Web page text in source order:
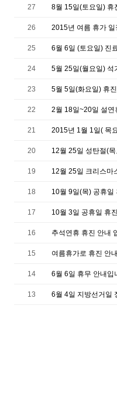
27 8월 15일(토요일) 휴
26 2015년 여름 휴가 일
25 6월 6일 (토요일) 진
24 5월 25일(월요일) 석
23 5월 5일(화요일) 휴
22 2월 18일~20일 설연
21 2015년 1월 1일( 목
20 12월 25일 성탄절(
19 12월 25일 크리스마
18 10월 9일(목) 공휴일
17 10월 3일 공휴일 휴
16 추석연휴 휴진 안내
15 여름휴가로 휴진 안
14 6월 6일 휴무 안내입
13 6월 4일 지방선거일